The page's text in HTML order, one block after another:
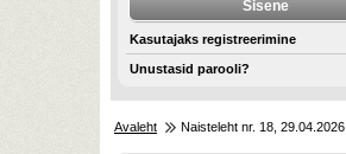
Kasutajaks registreerimine
Unustasid parooli?
Avaleht Naisteleht nr. 18, 29.04.2026